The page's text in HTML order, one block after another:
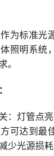
为标准光
照明系统
。
：灯管点
可达到最
少光源损耗